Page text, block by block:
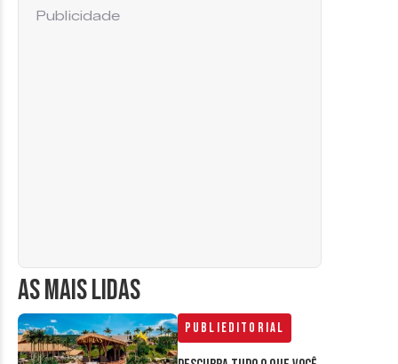
AS MAIS LIDAS
Publieditorial
Publicidade